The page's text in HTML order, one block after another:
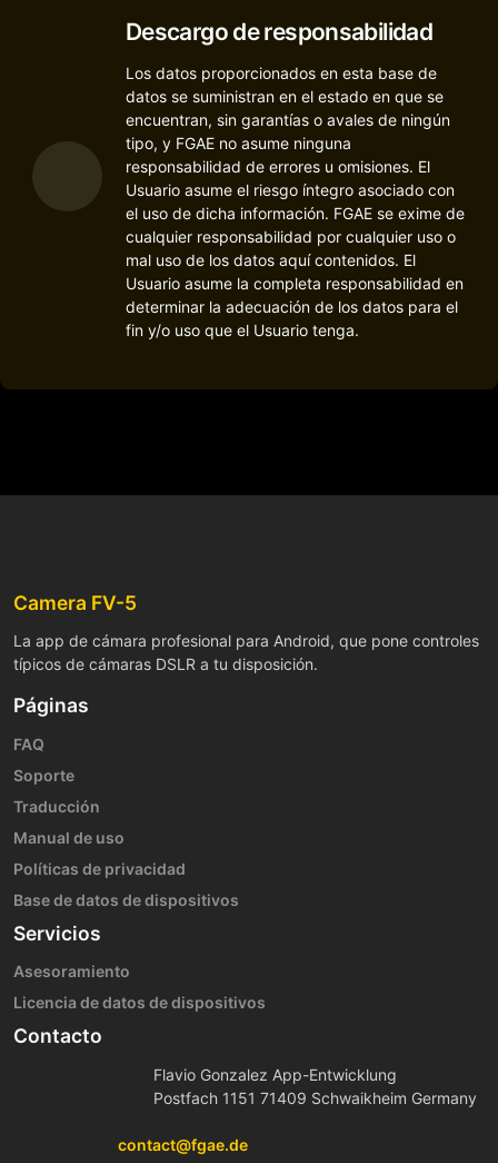
Descargo de responsabilidad
Los datos proporcionados en esta base de
datos se suministran en el estado en que se
encuentran, sin garantías o avales de ningún
tipo, y FGAE no asume ninguna
responsabilidad de errores u omisiones. El
Usuario asume el riesgo íntegro asociado con
el uso de dicha información. FGAE se exime de
cualquier responsabilidad por cualquier uso o
mal uso de los datos aquí contenidos. El
Usuario asume la completa responsabilidad en
determinar la adecuación de los datos para el
fin y/o uso que el Usuario tenga.
Camera FV-5
La app de cámara profesional para Android, que pone controles
típicos de cámaras DSLR a tu disposición.
Páginas
FAQ
Soporte
Traducción
Manual de uso
Políticas de privacidad
Base de datos de dispositivos
Servicios
Asesoramiento
Licencia de datos de dispositivos
Contacto
Flavio Gonzalez App-Entwicklung
Postfach 1151 71409 Schwaikheim Germany
contact@fgae.de